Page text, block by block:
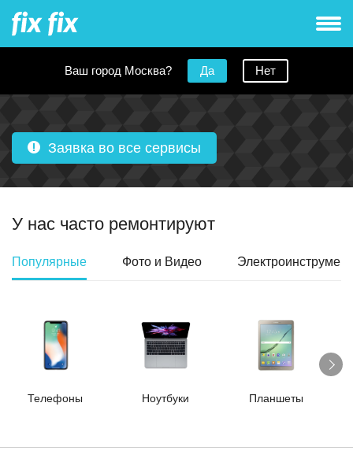
Ваш город Москва? Да Нет
Сервисные центры рядом с Лубянка
Заявка во все сервисы
У нас часто ремонтируют
Популярные Фото и Видео Электроинструмент
Телефоны Ноутбуки Планшеты